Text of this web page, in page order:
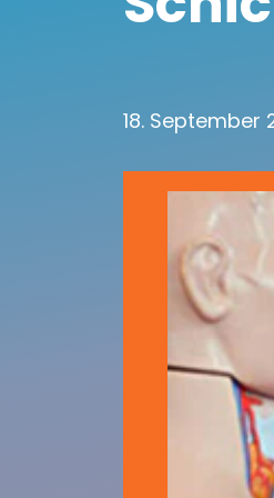
18. September